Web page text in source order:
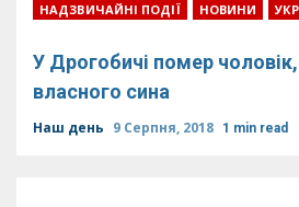
НАДЗВИЧАЙНІ ПОДІЇ НОВИНИ
У Дрогобичі помер
власного сина
Наш день 9 Серпня, 2018 1 min read